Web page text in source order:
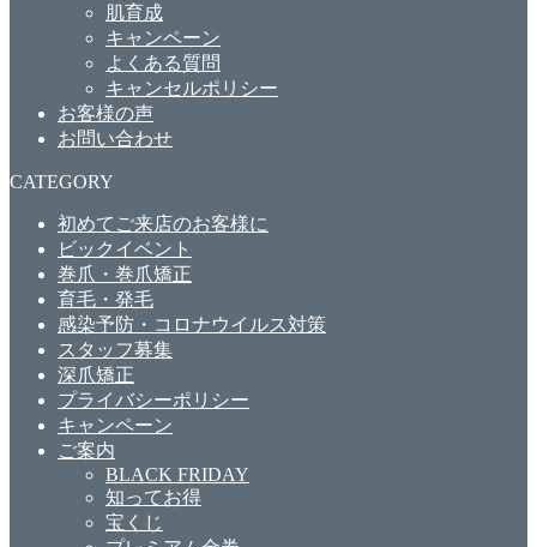
肌育成
キャンペーン
よくある質問
キャンセルポリシー
お客様の声
お問い合わせ
CATEGORY
初めてご来店のお客様に
ビックイベント
巻爪・巻爪矯正
育毛・発毛
感染予防・コロナウイルス対策
スタッフ募集
深爪矯正
プライバシーポリシー
キャンペーン
ご案内
BLACK FRIDAY
知ってお得
宝くじ